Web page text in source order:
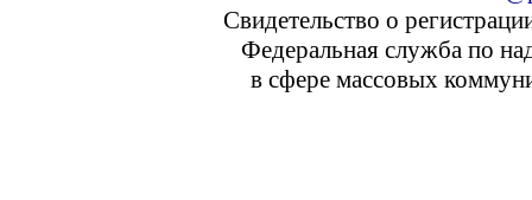
Свидетельство о
Федеральная служба по
в сфере массовых